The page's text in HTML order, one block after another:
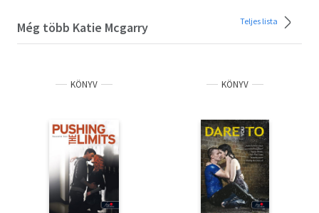
Még több Katie Mcgarry Teljes lista
KÖNYV KÖNYV